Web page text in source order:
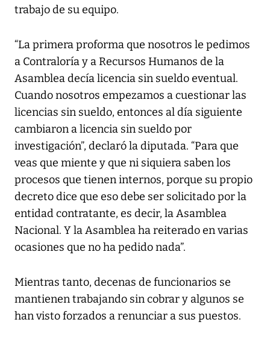
trabajo de su equipo.
“La primera proforma que nosotros le pedimos
a Contraloría y a Recursos Humanos de la
Asamblea decía licencia sin sueldo eventual.
Cuando nosotros empezamos a cuestionar las
licencias sin sueldo, entonces al día siguiente
cambiaron a licencia sin sueldo por
investigación”, declaró la diputada. “Para que
veas que miente y que ni siquiera saben los
procesos que tienen internos, porque su propio
decreto dice que eso debe ser solicitado por la
entidad contratante, es decir, la Asamblea
Nacional. Y la Asamblea ha reiterado en varias
ocasiones que no ha pedido nada”.
Mientras tanto, decenas de funcionarios se
mantienen trabajando sin cobrar y algunos se
han visto forzados a renunciar a sus puestos.